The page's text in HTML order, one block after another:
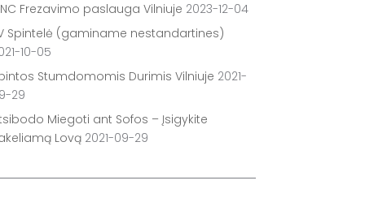
Frezavimo paslauga Vilniuje 2023-12-04
Spintelė (gaminame nestandartines)
10-05
Stumdomomis Durimis Vilniuje 2021-
29
Miegoti ant Sofos – Įsigykite
Lovą 2021-09-29